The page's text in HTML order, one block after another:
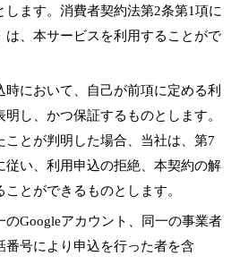
ます。消費者契約法第2条第1項に
は、本サービスを利用することがで
において、自己が前項に定める利
し、かつ保証するものとします。
ことが判明した場合、当社は、第7
従い、利用申込の拒絶、本契約の解
とができるものとします。
のGoogleアカウント、同一の事業者
番号により申込を行った者を含